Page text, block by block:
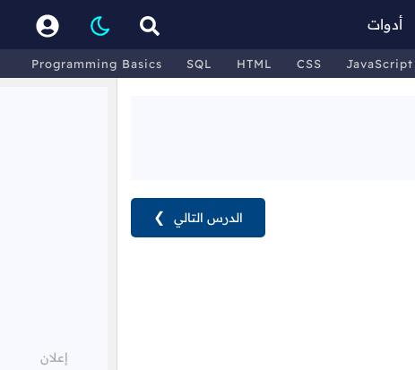
أدوات
Programming Basics SQL HTML CSS JavaScript
الدرس التالي ❯